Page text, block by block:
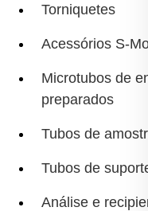
Torniquetes
Acessórios S-
Microtubos de
preparados
Tubos de
Tubos de
Análise e